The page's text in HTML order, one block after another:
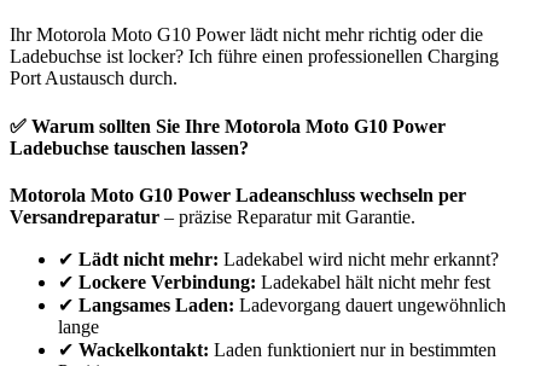
IhrMotorola Moto G10 Powerlädt nicht mehr richtig oder die
Ladebuchse ist locker? Ich führe einen professionellen Charging
Port Austausch durch.
✅ Warum sollten Sie Ihre Motorola Moto G10 Power
Ladebuchse tauschen lassen?
Motorola Moto G10 Power Ladeanschluss wechseln per
Versandreparatur – präzise Reparatur mit Garantie.
✔ Lädt nicht mehr: Ladekabel wird nicht mehr erkannt?
✔ Lockere Verbindung: Ladekabel hält nicht mehr fest
✔ Langsames Laden: Ladevorgang dauert ungewöhnlich
lange
✔ Wackelkontakt: Laden funktioniert nur in bestimmten